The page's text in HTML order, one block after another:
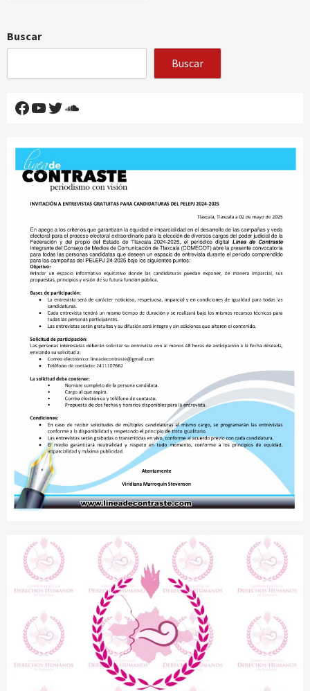
Buscar
Buscar
Facebook
YouTube
Twitter
SoundCloud